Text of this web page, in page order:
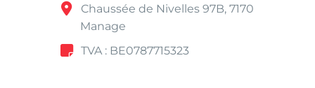
Chaussée de Nivelles 97B, 7170
Manage
TVA : BE0787715323